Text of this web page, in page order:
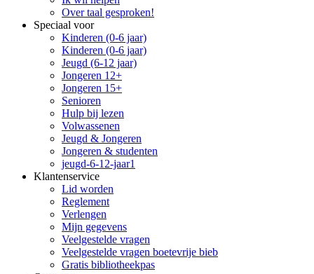
Over taal gesproken!
Speciaal voor
Kinderen (0-6 jaar)
Kinderen (0-6 jaar)
Jeugd (6-12 jaar)
Jongeren 12+
Jongeren 15+
Senioren
Hulp bij lezen
Volwassenen
Jeugd & Jongeren
Jongeren & studenten
jeugd-6-12-jaar1
Klantenservice
Lid worden
Reglement
Verlengen
Mijn gegevens
Veelgestelde vragen
Veelgestelde vragen boetevrije bieb
Gratis bibliotheekpas